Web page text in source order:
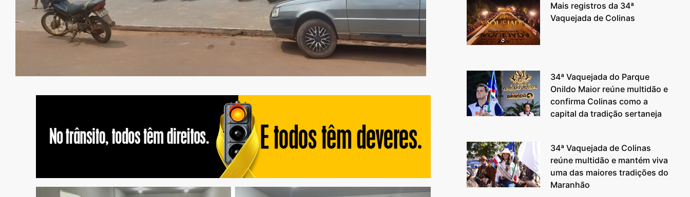
Mais registros da 34ª
Vaquejada de Colinas
34ª Vaquejada do Parque
Onildo Maior reúne multidão e
confirma Colinas como a
capital da tradição sertaneja
34ª Vaquejada de Colinas
reúne multidão e mantém viva
uma das maiores tradições do
Maranhão